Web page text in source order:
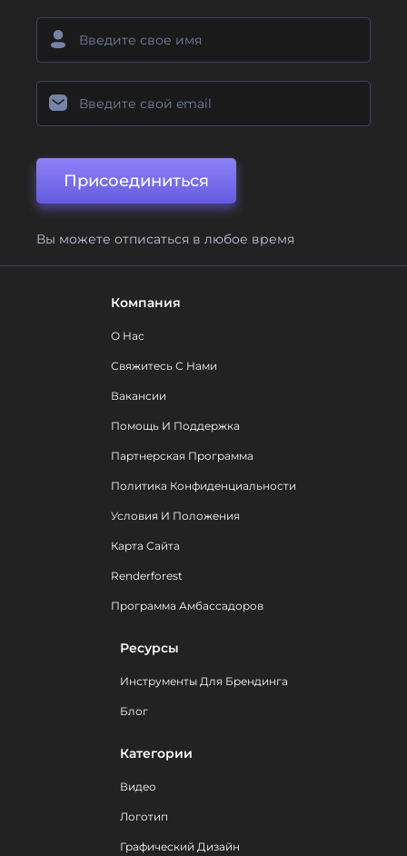
Присоединиться
Вы можете отписаться в любое время
Компания
О Нас
Свяжитесь С Нами
Вакансии
Помощь И Поддержка
Партнерская Программа
Политика Конфиденциальности
Условия И Положения
Карта Сайта
Renderforest
Программа Амбассадоров
Ресурсы
Инструменты Для Брендинга
Блог
Категории
Видео
Логотип
Графический Дизайн